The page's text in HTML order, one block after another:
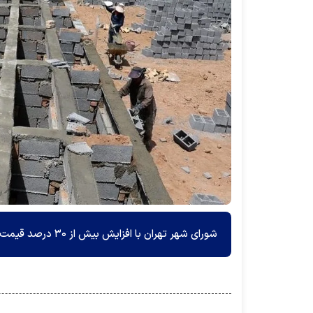
شورای شهر تهران با افزایش بیش از ۳۰ درصد قیمت خدمات در بهشت زهرا (س) چه در قبور و چه در سایر خدمات موافق نیست.